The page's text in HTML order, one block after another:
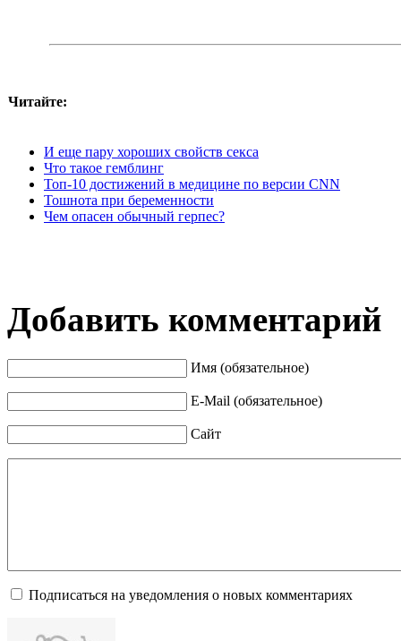
Читайте:
И еще пару хороших свойств секса
Что такое гемблинг
Топ-10 достижений в медицине по версии CNN
Тошнота при беременности
Чем опасен обычный герпес?
Добавить комментарий
Имя (обязательное)
E-Mail (обязательное)
Сайт
Подписаться на уведомления о новых комментариях